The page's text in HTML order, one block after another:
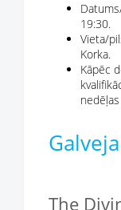
19:30.
Vieta/
Korka.
Kāpēc
The